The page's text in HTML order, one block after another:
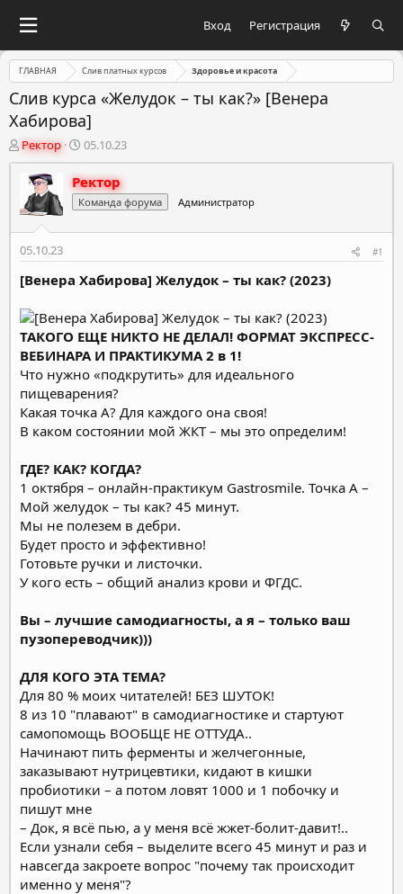
Вход Регистрация
ГЛАВНАЯ Слив платных курсов Здоровье и красота
Слив курса «Желудок – ты как?» [Венера
Хабирова]
А
в
р
м
ы
Ректор
Д
а
т
а
н
а
л
а
05.10.23
Ректор
Команда форума Администратор
05.10.23 #1
[Венера Хабирова] Желудок – ты как? (2023)
ТАКОГО ЕЩЕ НИКТО НЕ ДЕЛАЛ! ФОРМАТ ЭКСПРЕСС-
ВЕБИНАРА И ПРАКТИКУМА 2 в 1!
Что нужно «подкрутить» для идеального
пищеварения?
Какая точка А? Для каждого она своя!
В каком состоянии мой ЖКТ – мы это определим!
ГДЕ? КАК? КОГДА?
1 октября – онлайн-практикум Gastrosmile. Точка А –
Мой желудок – ты как? 45 минут.
Мы не полезем в дебри.
Будет просто и эффективно!
Готовьте ручки и листочки.
У кого есть – общий анализ крови и ФГДС.
Вы – лучшие самодиагносты, а я – только ваш
пузопереводчик)))
ДЛЯ КОГО ЭТА ТЕМА?
Для 80 % моих читателей! БЕЗ ШУТОК!
8 из 10 "плавают" в самодиагностике и стартуют
самопомощь ВООБЩЕ НЕ ОТТУДА..
Начинают пить ферменты и желчегонные,
заказывают нутрицевтики, кидают в кишки
пробиотики – а потом ловят 1000 и 1 побочку и
пишут мне
– Док, я всё пью, а у меня всё жжет-болит-давит!..
Если узнали себя – выделите всего 45 минут и раз и
навсегда закроете вопрос "почему так происходит
именно у меня"?